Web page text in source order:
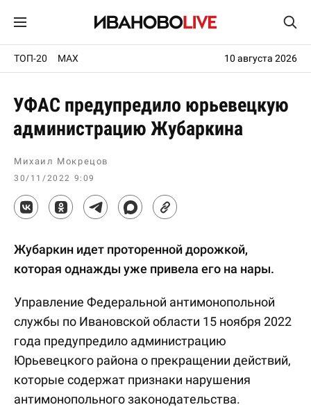
ТОП-20 MAX 10 августа 2026
УФАС предупредило юрьевецкую
администрацию Жубаркина
Михаил Мокрецов
30/11/2022 9:09
Жубаркин идет проторенной дорожкой,
которая однажды уже привела его на нары.
Управление Федеральной антимонопольной
службы по Ивановской области 15 ноября 2022
года предупредило администрацию
Юрьевецкого района о прекращении действий,
которые содержат признаки нарушения
антимонопольного законодательства.